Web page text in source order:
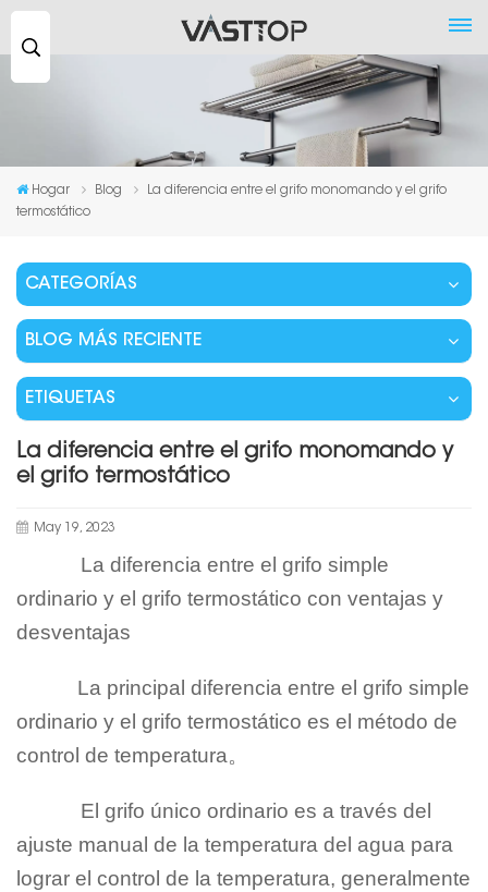
Hogar Blog
La diferencia entre el grifo monomando y el grifo
termostático
CATEGORÍAS
BLOG MÁS RECIENTE
ETIQUETAS
La diferencia entre el grifo monomando y
el grifo termostático
May 19, 2023
La diferencia entre el grifo simple
ordinario y el grifo termostático con ventajas y
desventajas
La principal diferencia entre el grifo simple
ordinario y el grifo termostático es el método de
control de temperatura。
El grifo único ordinario es a través del
ajuste manual de la temperatura del agua para
lograr el control de la temperatura, generalmente